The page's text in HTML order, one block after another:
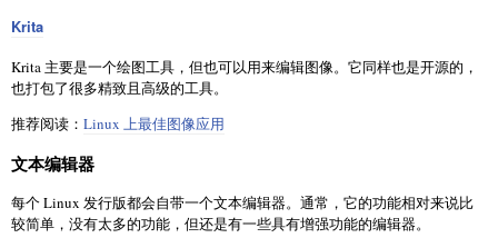
Krita
Krita 主要是一个绘图工具，但也可以用来编辑图像。它同样也是开源的，
也打包了很多精致且高级的工具。
推荐阅读： Linux 上最佳图像应用
文本编辑器
每个 Linux 发行版都会自带一个文本编辑器。通常，它的功能相对来说比
较简单，没有太多的功能，但还是有一些具有增强功能的编辑器。